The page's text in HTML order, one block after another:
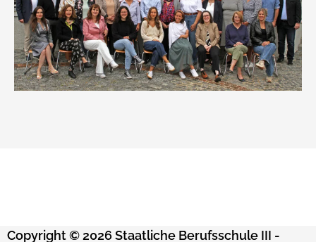
Copyright © 2026 Staatliche Berufsschule III -